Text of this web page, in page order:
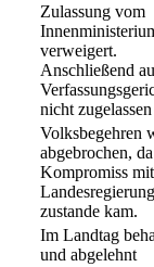
Zulassung vom
verweigert.
Anschließend
nicht zugelassen
Volksbegehren
abgebrochen, da
Kompromiss
Landesregierung
zustande kam.
Im Landtag
und abgelehnt